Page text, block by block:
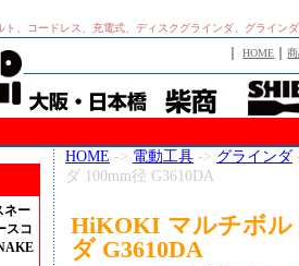
ト、コードレス、充電式、ディスクグラインダ、グライン
｜HOME ｜
ネー
スコ
HOME -> 電動工具 -> グラインダ
ダ 100mm径 G3610DA
HiKOKI マルチボル
ダ G3610DA